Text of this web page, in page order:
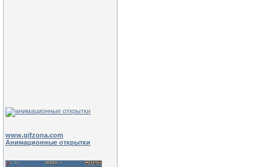
www.gifzona.com
Анимационные открытки